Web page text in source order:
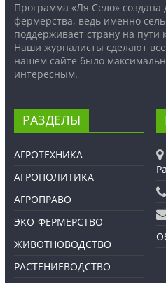
Программа «Ля Село» создана
фермерства, ведь именно
поддерживает страну на
Наши журналисты сделают
нашем сайте было
интересным.
РАЗДЕЛЫ
АГРОТЕХНИКА
АГРОПОЛИТИКА
АГРОПРАВО
ЭКО-ФЕРМЕРСТВО
ЖИВОТНОВОДСТВО
РАСТЕНИЕВОДСТВО